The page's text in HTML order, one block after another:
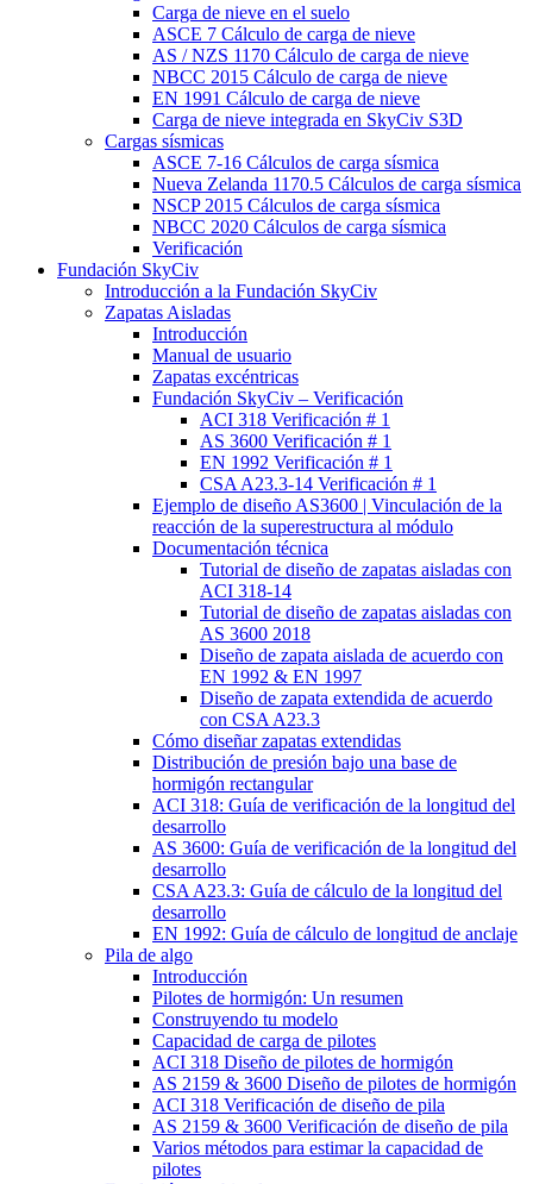
Carga de nieve en el suelo
ASCE 7 Cálculo de carga de nieve
AS / NZS 1170 Cálculo de carga de nieve
NBCC 2015 Cálculo de carga de nieve
EN 1991 Cálculo de carga de nieve
Carga de nieve integrada en SkyCiv S3D
Cargas sísmicas
ASCE 7-16 Cálculos de carga sísmica
Nueva Zelanda 1170.5 Cálculos de carga sísmica
NSCP 2015 Cálculos de carga sísmica
NBCC 2020 Cálculos de carga sísmica
Verificación
Fundación SkyCiv
Introducción a la Fundación SkyCiv
Zapatas Aisladas
Introducción
Manual de usuario
Zapatas excéntricas
Fundación SkyCiv – Verificación
ACI 318 Verificación # 1
AS 3600 Verificación # 1
EN 1992 Verificación # 1
CSA A23.3-14 Verificación # 1
Ejemplo de diseño AS3600 | Vinculación de la
reacción de la superestructura al módulo
Documentación técnica
Tutorial de diseño de zapatas aisladas con
ACI 318-14
Tutorial de diseño de zapatas aisladas con
AS 3600 2018
Diseño de zapata aislada de acuerdo con
EN 1992 & EN 1997
Diseño de zapata extendida de acuerdo
con CSA A23.3
Cómo diseñar zapatas extendidas
Distribución de presión bajo una base de
hormigón rectangular
ACI 318: Guía de verificación de la longitud del
desarrollo
AS 3600: Guía de verificación de la longitud del
desarrollo
CSA A23.3: Guía de cálculo de la longitud del
desarrollo
EN 1992: Guía de cálculo de longitud de anclaje
Pila de algo
Introducción
Pilotes de hormigón: Un resumen
Construyendo tu modelo
Capacidad de carga de pilotes
ACI 318 Diseño de pilotes de hormigón
AS 2159 & 3600 Diseño de pilotes de hormigón
ACI 318 Verificación de diseño de pila
AS 2159 & 3600 Verificación de diseño de pila
Varios métodos para estimar la capacidad de
pilotes